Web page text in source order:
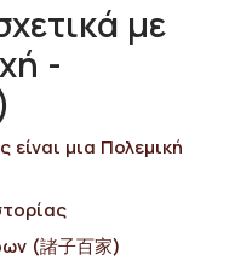
με
-
μια Πολεμική
(諸子百家)